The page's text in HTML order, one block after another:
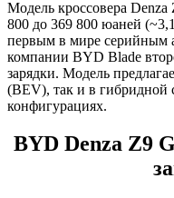
Модель кроссовера
800 до 369 800 юаней
первым в мире серийным
компании BYD Blade
зарядки. Модель
(BEV), так и в
конфигурациях.
BYD Denza Z9